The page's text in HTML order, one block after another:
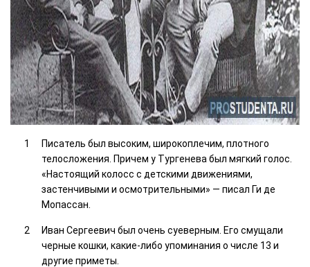
Писатель был высоким, широкоплечим, плотного
телосложения. Причем у Тургенева был мягкий голос.
«Настоящий колосс с детскими движениями,
застенчивыми и осмотрительными» — писал Ги де
Мопассан.
Иван Сергеевич был очень суеверным. Его смущали
черные кошки, какие-либо упоминания о числе 13 и
другие приметы.